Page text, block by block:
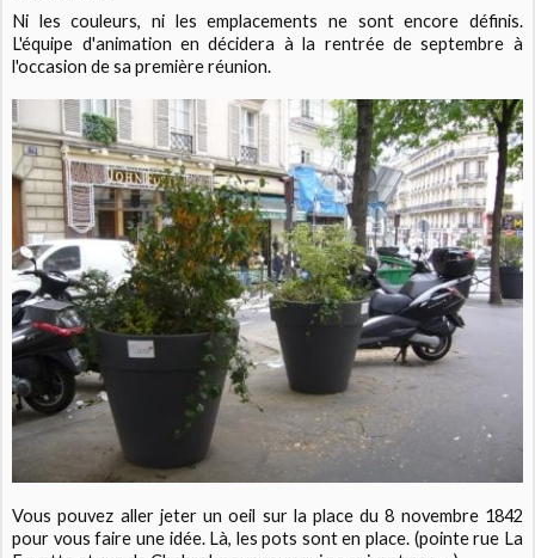
Ni les couleurs, ni les emplacements ne sont encore définis.
L'équipe d'animation en décidera à la rentrée de septembre à
l'occasion de sa première réunion.
Vous pouvez aller jeter un oeil sur la place du 8 novembre 1842
pour vous faire une idée. Là, les pots sont en place. (pointe rue La